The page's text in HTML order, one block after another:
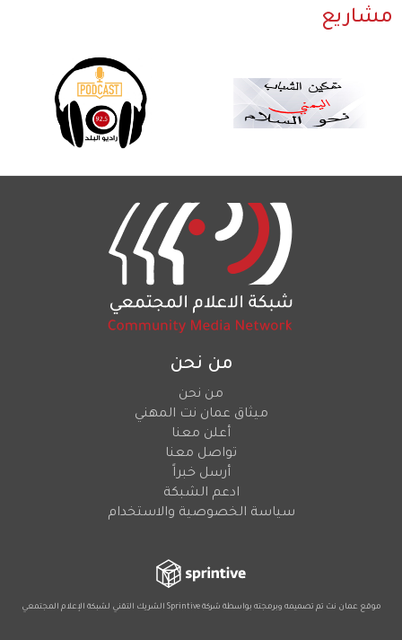
مشاريع
من نحن
من نحن
ميثاق عمان نت المهني
أعلن معنا
تواصل معنا
أرسل خبراً
ادعم الشبكة
سياسة الخصوصية والاستخدام
موقع عمان نت تم تصميمه وبرمجته بواسطة شركةSprintive الشريك التقني لشبكة الإعلام المجتمعي